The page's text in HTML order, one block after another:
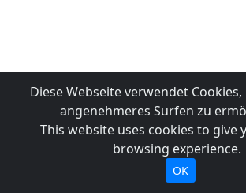
Diese Webseite verwendet
angenehmeres Surfen zu
This website uses cookies to give
browsing experience.
OK